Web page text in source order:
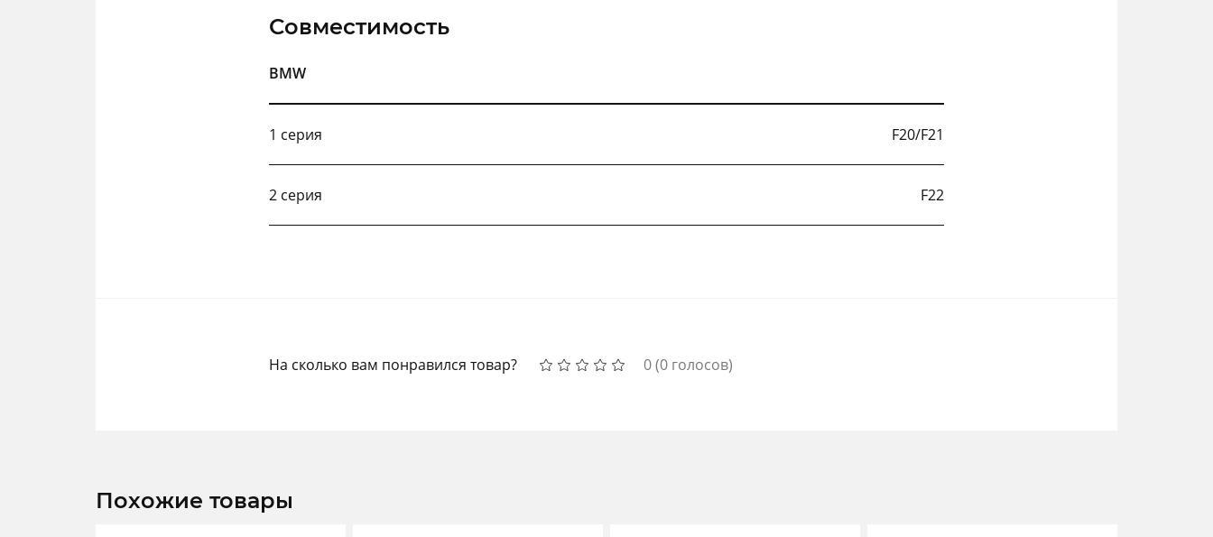
Совместимость
BMW
1 серия F20/F21
2 серия F22
На сколько вам понравился товар? 0(0 голосов)
Похожие товары